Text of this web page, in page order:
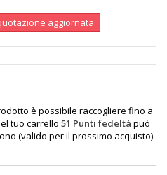
aggiornata
è possibile raccogliere fino a
tuo carrello 51 Punti fedeltà può
(valido per il prossimo acquisto)